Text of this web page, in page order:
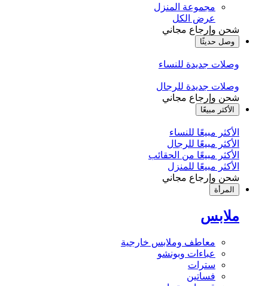
مجموعة المنزل
عرض الكل
شحن وإرجاع مجاني
وصل حديثًا
وصلات جديدة للنساء
وصلات جديدة للرجال
شحن وإرجاع مجاني
الأكثر مبيعًا
الأكثر مبيعًا للنساء
الأكثر مبيعًا للرجال
الأكثر مبيعًا من الحقائب
الأكثر مبيعًا للمنزل
شحن وإرجاع مجاني
المرأة
ملابس
معاطف وملابس خارجية
عباءات وبونشو
سترات
فساتين